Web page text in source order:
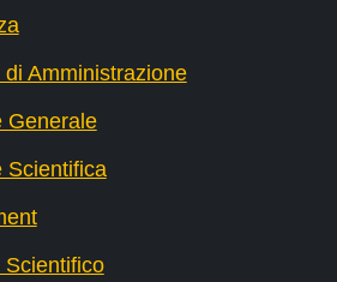
di Amministrazione
Generale
Scientifica
Scientifico